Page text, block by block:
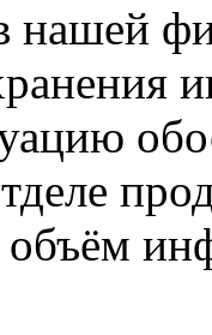
нашей
объём